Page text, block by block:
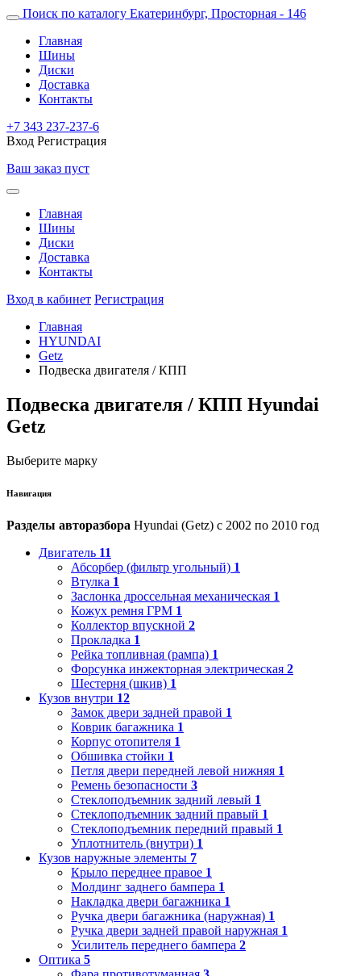
Поиск по каталогу Екатеринбург, Просторная - 146
Главная
Шины
Диски
Доставка
Контакты
+7 343 237-237-6
Вход Регистрация
Ваш заказ пуст
Главная
Шины
Диски
Доставка
Контакты
Вход в кабинет Регистрация
Главная
HYUNDAI
Getz
Подвеска двигателя / КПП
Подвеска двигателя / КПП Hyundai
Getz
Выберите марку
Навигация
Разделы авторазбора Hyundai (Getz) с 2002 по 2010 год
Двигатель 11
Абсорбер (фильтр угольный) 1
Втулка 1
Заслонка дроссельная механическая 1
Кожух ремня ГРМ 1
Коллектор впускной 2
Прокладка 1
Рейка топливная (рампа) 1
Форсунка инжекторная электрическая 2
Шестерня (шкив) 1
Кузов внутри 12
Замок двери задней правой 1
Коврик багажника 1
Корпус отопителя 1
Обшивка стойки 1
Петля двери передней левой нижняя 1
Ремень безопасности 3
Стеклоподъемник задний левый 1
Стеклоподъемник задний правый 1
Стеклоподъемник передний правый 1
Уплотнитель (внутри) 1
Кузов наружные элементы 7
Крыло переднее правое 1
Молдинг заднего бампера 1
Накладка двери багажника 1
Ручка двери багажника (наружная) 1
Ручка двери задней правой наружная 1
Усилитель переднего бампера 2
Оптика 5